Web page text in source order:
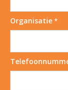
Organisatie *